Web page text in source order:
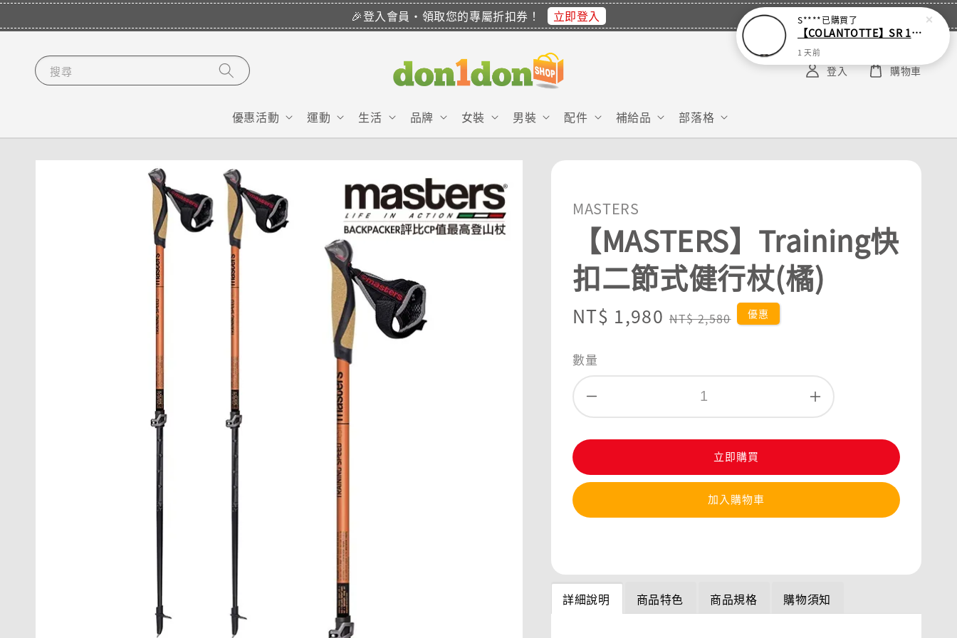
🎉登入會員・領取您的專屬折扣券！ 立即登入
搜尋
優惠活動 運動 生活 品牌 女裝 男裝 配件 補給品 部落格
登入 購物車
MASTERS
【MASTERS】Training快
扣二節式健行杖(橘)
Sale
NT$ 1,980 Regular
NT$ 2,580 優惠
數量
立即購買
加入購物車
詳細說明 商品特色 商品規格 購物須知
S****已購買了
【COLANTOTTE】SR 140 NEXT 運動機能磁石項圈
1 天前